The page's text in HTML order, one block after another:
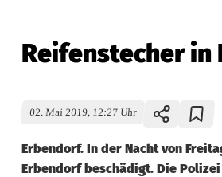
Reifenstecher in
02. Mai 2019, 12:27 Uhr
Erbendorf. In der Nacht von
Erbendorf beschädigt. Die